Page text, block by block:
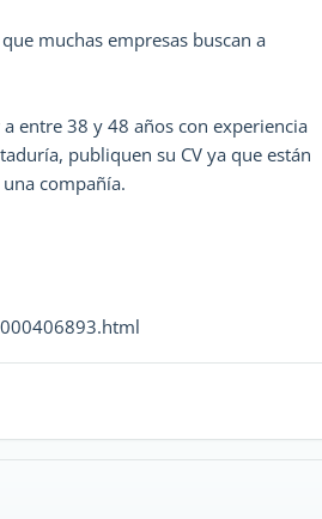
muchas empresas buscan a
entre 38 y 48 años con experiencia
publiquen su CV ya que están
compañía.